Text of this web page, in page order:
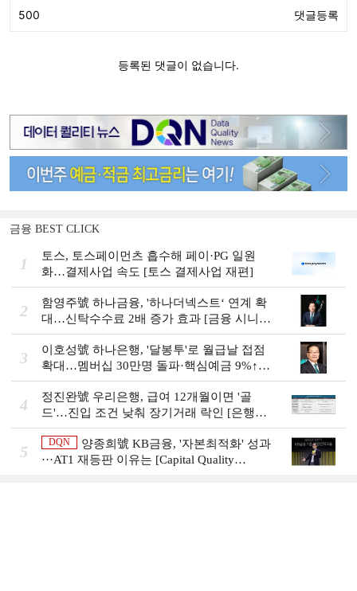
금융 BEST CLICK
1
토스, 토스페이먼츠 흡수해 페이·PG 일원
화…결제사업 속도 [토스 결제사업 재편]
2
함영주號 하나금융, '하나더넥스트‘ 연계 확
대…신탁수수료 2배 증가 효과 [금융 시니어
비즈니스 돋보기]
3
이호성號 하나은행, '달봉투'로 월급날 접점
확대…멤버십 30만명 돌파·핵심예금 9%↑
[은행권 머니무브 대응 전략]
4
정진완號 우리은행, 급여 12개월이면 '골
드'…진입 조건 낮춰 장기거래 락인 [은행권
머니무브 대응 전략]
5
DQN
양종희號 KB금융, '자본최적화' 성과
···AT1 재등판 이유는 [Capital Quality